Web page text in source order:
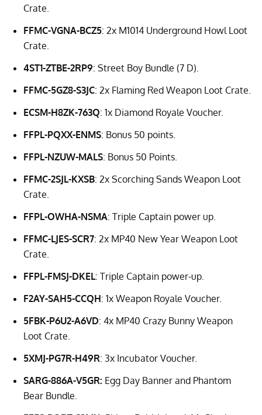
Crate.
FFMC-VGNA-BCZ5: 2x M1014 Underground Howl Loot
Crate.
4ST1-ZTBE-2RP9: Street Boy Bundle (7 D).
FFMC-5GZ8-S3JC: 2x Flaming Red Weapon Loot Crate.
ECSM-H8ZK-763Q: 1x Diamond Royale Voucher.
FFPL-PQXX-ENMS: Bonus 50 points.
FFPL-NZUW-MALS: Bonus 50 Points.
FFMC-2SJL-KXSB: 2x Scorching Sands Weapon Loot
Crate.
FFPL-OWHA-NSMA: Triple Captain power up.
FFMC-LJES-SCR7: 2x MP40 New Year Weapon Loot
Crate.
FFPL-FMSJ-DKEL: Triple Captain power-up.
F2AY-SAH5-CCQH: 1x Weapon Royale Voucher.
5FBK-P6U2-A6VD: 4x MP40 Crazy Bunny Weapon
Loot Crate.
5XMJ-PG7R-H49R: 3x Incubator Voucher.
SARG-886A-V5GR: Egg Day Banner and Phantom
Bear Bundle.